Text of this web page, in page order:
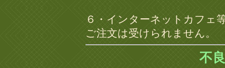
６・インターネットカフェ
ご注文は受けられません。
不